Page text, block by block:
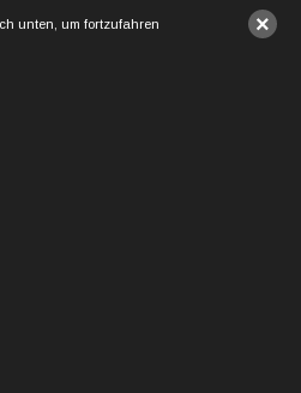
×
unten, um fortzufahren